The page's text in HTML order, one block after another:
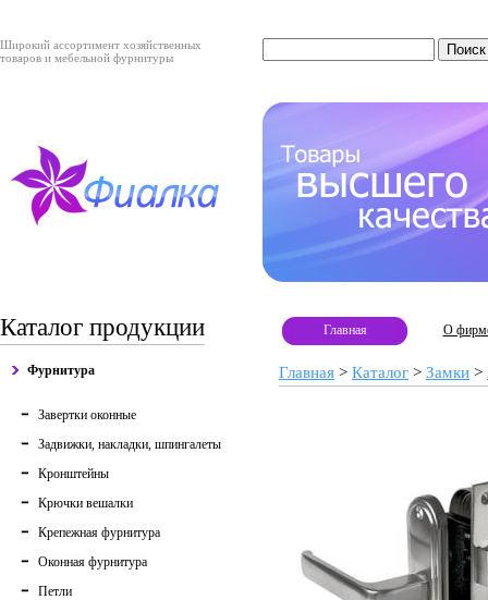
Широкий ассортимент хозяйственных
товаров и мебельной фурнитуры
Каталог продукции
Фурнитура
Завертки оконные
Задвижки, накладки, шпингалеты
Кронштейны
Крючки вешалки
Крепежная фурнитура
Оконная фурнитура
Петли
Главная О
Главная > Каталог > Замки >